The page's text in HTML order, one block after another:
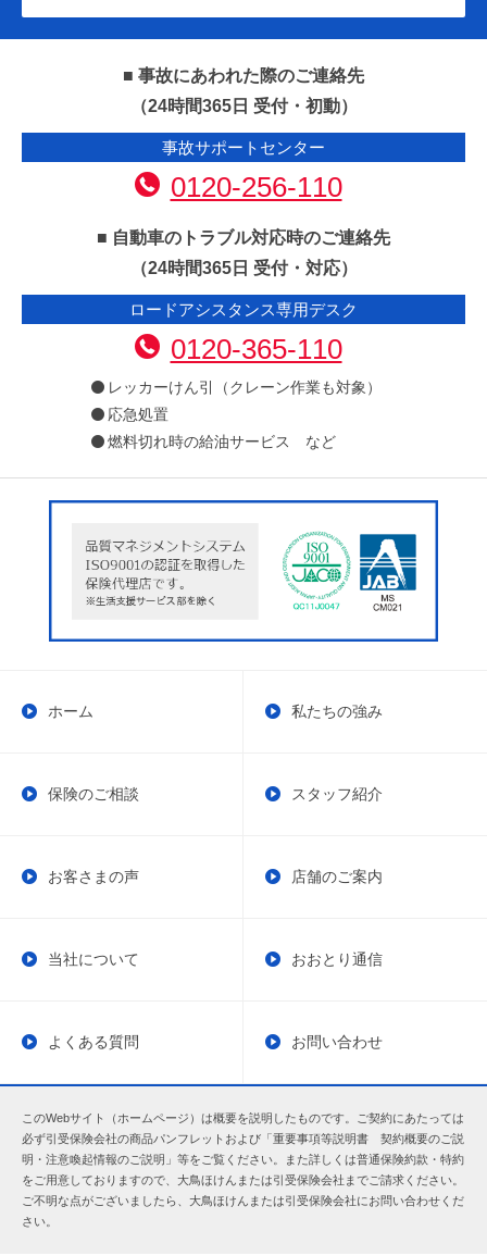
■ 事故にあわれた際のご連絡先
（24時間365日 受付・初動）
事故サポートセンター
0120-256-110
■ 自動車のトラブル対応時のご連絡先
（24時間365日 受付・対応）
ロードアシスタンス専用デスク
0120-365-110
レッカーけん引（クレーン作業も対象）
応急処置
燃料切れ時の給油サービス など
ホーム 私たちの強み
保険のご相談 スタッフ紹介
お客さまの声 店舗のご案内
当社について おおとり通信
よくある質問 お問い合わせ
このWebサイト（ホームページ）は概要を説明したものです。ご契約にあたっては
必ず引受保険会社の商品パンフレットおよび「重要事項等説明書 契約概要のご説
明・注意喚起情報のご説明」等をご覧ください。また詳しくは普通保険約款・特約
をご用意しておりますので、大鳥ほけんまたは引受保険会社までご請求ください。
ご不明な点がございましたら、大鳥ほけんまたは引受保険会社にお問い合わせくだ
さい。